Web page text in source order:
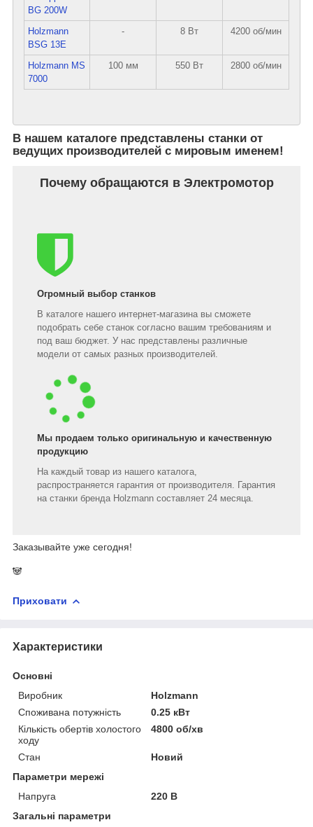
BG 200W
Holzmann
BSG 13E
- 8 Вт 4200 об/мин
Holzmann MS
7000
100 мм 550 Вт 2800 об/мин
В нашем каталоге представлены станки от
ведущих производителей с мировым именем!
Почему обращаются в Электромотор
Огромный выбор станков
В каталоге нашего интернет-магазина вы сможете
подобрать себе станок согласно вашим требованиям и
под ваш бюджет. У нас представлены различные
модели от самых разных производителей.
Мы продаем только оригинальную и качественную
продукцию
На каждый товар из нашего каталога,
распространяется гарантия от производителя. Гарантия
на станки бренда Holzmann составляет 24 месяца.
Заказывайте уже сегодня!
🐼
Приховати
Характеристики
Основні
Виробник
Holzmann
Споживана потужність
0.25 кВт
Кількість обертів холостого
ходу
4800 об/хв
Стан
Новий
Параметри мережі
Напруга
220 В
Загальні параметри